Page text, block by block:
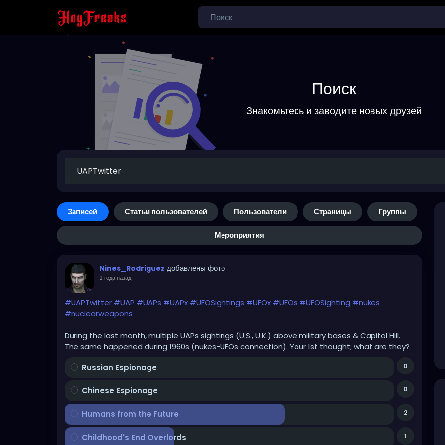
Поиск
Знакомьтесь и заводите новых друзей
Записей Статьи пользователей Пользователи Страницы Группы
Мероприятия
Nines_Rodriguez добавлены фото
2 года назад-
#UAPTwitter #UAP #UAPs #UAPx #UFOSightings #UFOx #UFOs #UFOSighting #nukes
#nuclearweapons
During the last month, multiple UAPs sightings (U.S., U.K.) above military bases & Capitol Hill.
The same happened during 1960s (nukes-UFOs connection). Your 1st thought; what are they?
Russian Espionage
0
Chinese Espionage 0
Humans from the Future 2
Childhood's End Overlords 1